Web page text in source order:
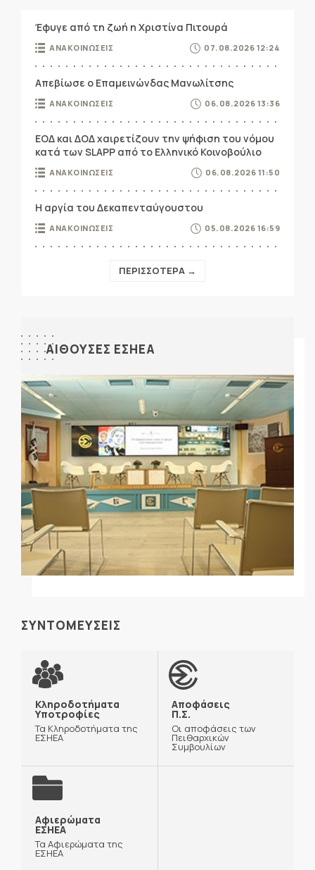
Έφυγε από τη ζωή η Χριστίνα Πιτουρά
ΑΝΑΚΟΙΝΩΣΕΙΣ 07.08.2026 12:24
Απεβίωσε ο Επαμεινώνδας Μανωλίτσης
ΑΝΑΚΟΙΝΩΣΕΙΣ 06.08.2026 13:36
ΕΟΔ και ΔΟΔ χαιρετίζουν την ψήφιση του νόμου
κατά των SLAPP από το Ελληνικό Κοινοβούλιο
ΑΝΑΚΟΙΝΩΣΕΙΣ 06.08.2026 11:50
Η αργία του Δεκαπενταύγουστου
ΑΝΑΚΟΙΝΩΣΕΙΣ 05.08.2026 16:59
ΠΕΡΙΣΣΟΤΕΡΑ →
ΑΙΘΟΥΣΕΣ ΕΣΗΕΑ
ΣΥΝΤΟΜΕΥΣΕΙΣ
Κληροδοτήματα
Υποτροφίες
Τα Κληροδοτήματα της
ΕΣΗΕΑ
Αποφάσεις
Π.Σ.
Οι αποφάσεις των
Πειθαρχικών
Συμβουλίων
Αφιερώματα
ΕΣΗΕΑ
Τα Αφιερώματα της
ΕΣΗΕΑ